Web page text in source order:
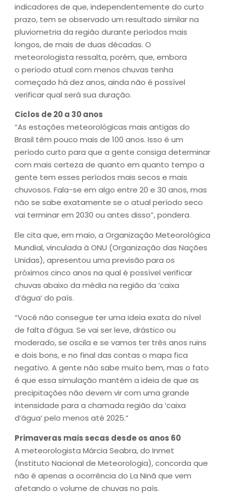
indicadores de que, independentemente do curto
prazo, tem se observado um resultado similar na
pluviometria da região durante períodos mais
longos, de mais de duas décadas. O
meteorologista ressalta, porém, que, embora
o período atual com menos chuvas tenha
começado há dez anos, ainda não é possível
verificar qual será sua duração.
Ciclos de 20 a 30 anos
“As estações meteorológicas mais antigas do
Brasil têm pouco mais de 100 anos. Isso é um
período curto para que a gente consiga determinar
com mais certeza de quanto em quanto tempo a
gente tem esses períodos mais secos e mais
chuvosos. Fala-se em algo entre 20 e 30 anos, mas
não se sabe exatamente se o atual período seco
vai terminar em 2030 ou antes disso”, pondera.
Ele cita que, em maio, a Organização Meteorológica
Mundial, vinculada à ONU (Organização das Nações
Unidas), apresentou uma previsão para os
próximos cinco anos na qual é possível verificar
chuvas abaixo da média na região da ‘caixa
d’água’ do país.
“Você não consegue ter uma ideia exata do nível
de falta d’água. Se vai ser leve, drástico ou
moderado, se oscila e se vamos ter três anos ruins
e dois bons, e no final das contas o mapa fica
negativo. A gente não sabe muito bem, mas o fato
é que essa simulação mantém a ideia de que as
precipitações não devem vir com uma grande
intensidade para a chamada região da ‘caixa
d’água’ pelo menos até 2025.”
Primaveras mais secas desde os anos 60
A meteorologista Márcia Seabra, do Inmet
(Instituto Nacional de Meteorologia), concorda que
não é apenas a ocorrência do La Ninã que vem
afetando o volume de chuvas no país.